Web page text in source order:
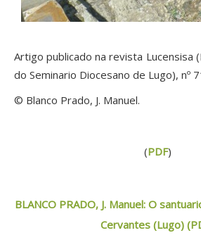
Artigo publicado na revista Lucensisa
do Seminario Diocesano de Lugo), nº
© Blanco Prado, J. Manuel.
(PDF)
BLANCO PRADO, J. Manuel: O
Cervantes (Lugo)